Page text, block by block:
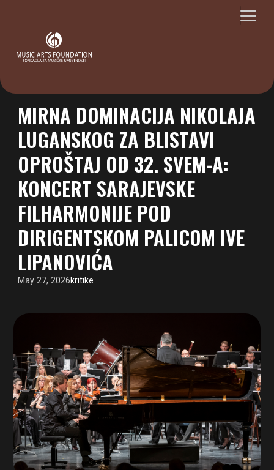
MIRNA DOMINACIJA NIKOLAJA
LUGANSKOG ZA BLISTAVI
OPROŠTAJ OD 32. SVEM-A:
KONCERT SARAJEVSKE
FILHARMONIJE POD
DIRIGENTSKOM PALICOM IVE
LIPANOVIĆA
May 27, 2026kritike